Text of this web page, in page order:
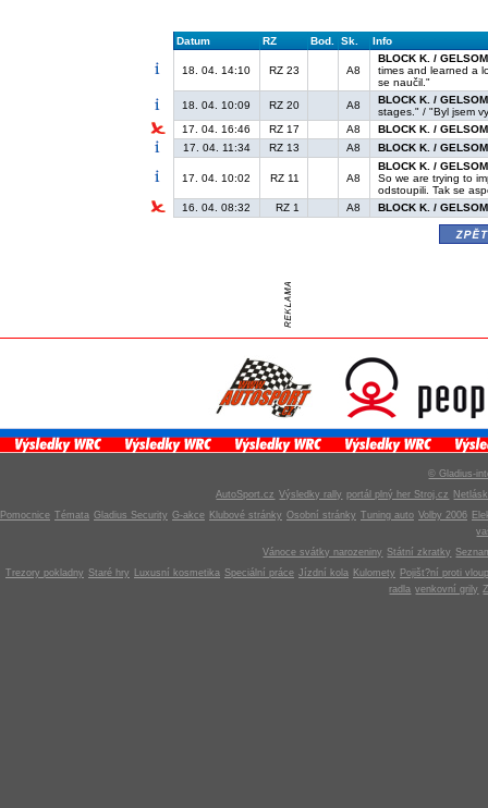
Datum RZ Bod. Sk. Info
18. 04. 14:10 RZ 23 A8
BLOCK K. /
times and learned a
se naučil."
18. 04. 10:09
RZ 20 A8
BLOCK K. /
stages." / "Byl jsem
17. 04. 16:46
RZ 17 A8
BLOCK K. /
17. 04. 11:34
RZ 13 A8 BLOCK K. /
17. 04. 10:02 RZ 11 A8
BLOCK K. /
So we are trying to
odstoupili. Tak se
16. 04. 08:32
RZ 1 A8 BLOCK K. /
© Gladius-
AutoSport.cz Výsledky rally portál plný her Stroj.cz
Pomocnice Témata Gladius Security G-akce Klubové stránky Osobní stránky Tuning auto Volby 2006
Vánoce svátky narozeniny Státní zkratky
Trezory pokladny Staré hry Luxusní kosmetika Speciální práce Jízdní kola Kulomety
Pojišt?ní proti
radla venkovní grily